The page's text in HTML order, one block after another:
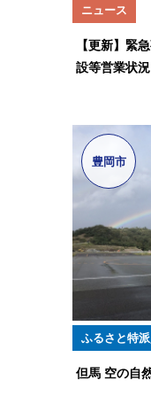
ニュース
【更新】緊
設等営業状
豊岡市
ふるさと特
但馬 空の自